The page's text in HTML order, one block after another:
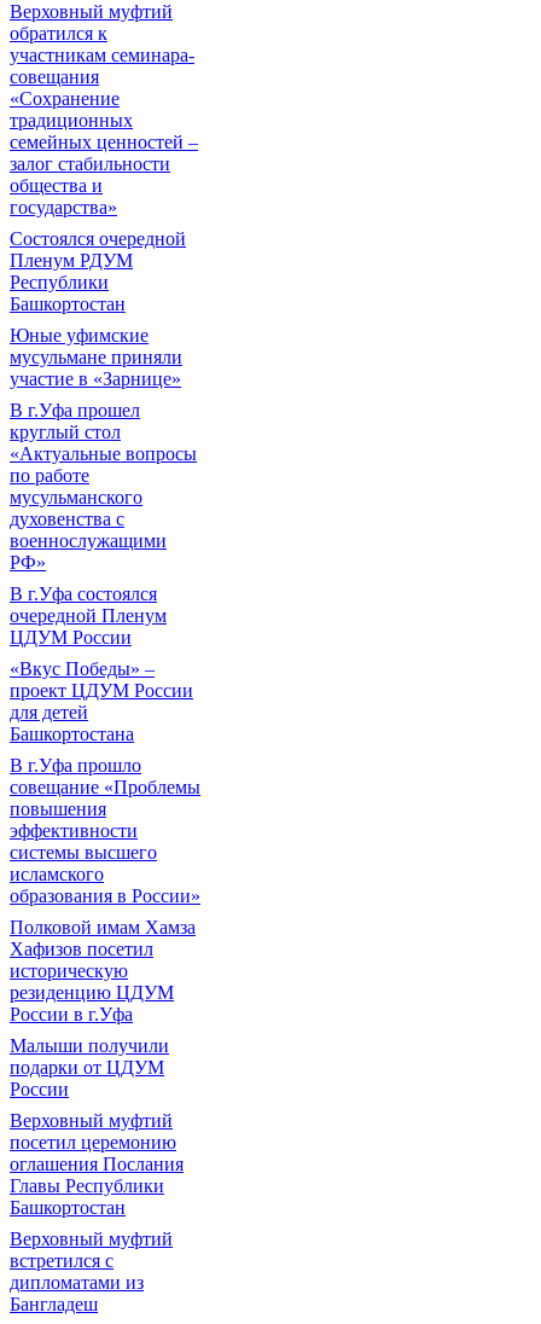
Верховный муфтий
обратился к
участникам семинара-
совещания
«Сохранение
традиционных
семейных ценностей –
залог стабильности
общества и
государства»
Состоялся очередной
Пленум РДУМ
Республики
Башкортостан
Юные уфимские
мусульмане приняли
участие в «Зарнице»
В г.Уфа прошел
круглый стол
«Актуальные вопросы
по работе
мусульманского
духовенства с
военнослужащими
РФ»
В г.Уфа состоялся
очередной Пленум
ЦДУМ России
«Вкус Победы» –
проект ЦДУМ России
для детей
Башкортостана
В г.Уфа прошло
совещание «Проблемы
повышения
эффективности
системы высшего
исламского
образования в России»
Полковой имам Хамза
Хафизов посетил
историческую
резиденцию ЦДУМ
России в г.Уфа
Малыши получили
подарки от ЦДУМ
России
Верховный муфтий
посетил церемонию
оглашения Послания
Главы Республики
Башкортостан
Верховный муфтий
встретился с
дипломатами из
Бангладеш